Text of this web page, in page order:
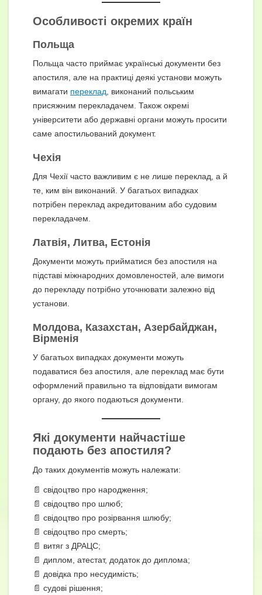
Особливості окремих країн
Польща
Польща часто приймає українські документи без
апостиля, але на практиці деякі установи можуть
вимагати переклад , виконаний польським
присяжним перекладачем. Також окремі
університети або державні органи можуть просити
саме апостильований документ.
Чехія
Для Чехії часто важливим є не лише переклад, а й
те, ким він виконаний. У багатьох випадках
потрібен переклад акредитованим або судовим
перекладачем.
Латвія, Литва, Естонія
Документи можуть прийматися без апостиля на
підставі міжнародних домовленостей, але вимоги
до перекладу потрібно уточнювати залежно від
установи.
Молдова, Казахстан, Азербайджан,
Вірменія
У багатьох випадках документи можуть
подаватися без апостиля, але переклад має бути
оформлений правильно та відповідати вимогам
органу, до якого подаються документи.
Які документи найчастіше
подають без апостиля?
До таких документів можуть належати:
📄 свідоцтво про народження;
📄 свідоцтво про шлюб;
📄 свідоцтво про розірвання шлюбу;
📄 свідоцтво про смерть;
📄 витяг з ДРАЦС;
📄 диплом, атестат, додаток до диплома;
📄 довідка про несудимість;
📄 судові рішення;